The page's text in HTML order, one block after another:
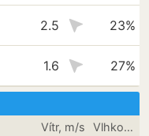
2.5 23%
1.6 27%
Vítr, m/s Vlhkost vzduchu